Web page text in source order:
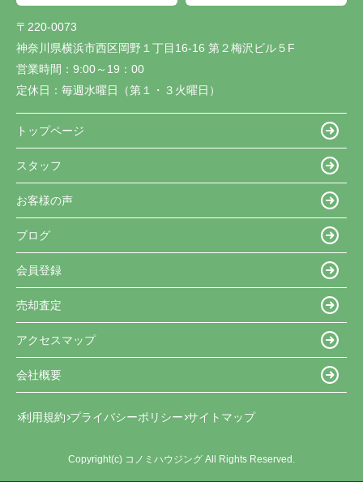
〒220-0073
神奈川県横浜市西区岡野１丁目16-16 第２梅沢ビル５F
営業時間： 9:00～19：00
定休日： 毎週水曜日（第１・３火曜日）
トップページ
スタッフ
お客様の声
ブログ
会員登録
売却査定
アクセスマップ
会社概要
利用規約 プライバシーポリシー サイトマップ
Copyright(c) コノミハウジング All Rights Reserved.